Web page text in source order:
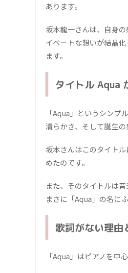
あります。
坂本龍一さんは、自身
イベートな想いが結晶
ます。
タイトル Aqua
「Aqua」というシンプ
清らかさ、そして誕生の
坂本さんはこのタイト
めたのです。
また、そのタイトルは
まさに「Aqua」の名に
歌詞がない理由
「Aqua」はピアノを中